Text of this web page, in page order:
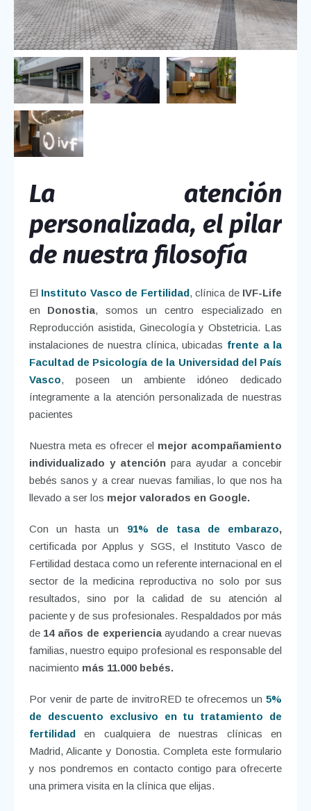
La atención
personalizada, el pilar
de nuestra filosofía
El Instituto Vasco de Fertilidad, clínica de IVF-Life
en Donostia, somos un centro especializado en
Reproducción asistida, Ginecología y Obstetricia. Las
instalaciones de nuestra clínica, ubicadas frente a la
Facultad de Psicología de la Universidad del País
Vasco, poseen un ambiente idóneo dedicado
íntegramente a la atención personalizada de nuestras
pacientes
Nuestra meta es ofrecer el mejor acompañamiento
individualizado y atenciónpara ayudar a concebir
bebés sanos y a crear nuevas familias, lo que nos ha
llevado a ser los mejor valorados en Google.
Con un hasta un 91% de tasa de embarazo,
certificada por Applus y SGS, el Instituto Vasco de
Fertilidad destaca como un referente internacional en el
sector de la medicina reproductiva no solo por sus
resultados, sino por la calidad de su atención al
paciente y de sus profesionales. Respaldados por más
de 14 años de experienciaayudando a crear nuevas
familias, nuestro equipo profesional es responsable del
nacimiento más 11.000 bebés.
Por venir de parte de invitroRED te ofrecemosun 5%
de descuento exclusivo en tu tratamiento de
fertilidaden cualquiera de nuestras clínicas en
Madrid, Alicante y Donostia. Completa este formulario
y nos pondremos en contacto contigo para ofrecerte
una primera visita en la clínica que elijas.